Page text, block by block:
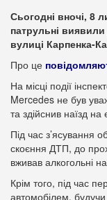
Сьогодні вночі, 8
патрульні
вулиці Карпенка-
Про це
На місці події
Mercedes не був
та здійснив наїзд
Під час з’ясування
скоєння ДТП, до
вживав алкогольні
Крім того, під час
автомобілем,